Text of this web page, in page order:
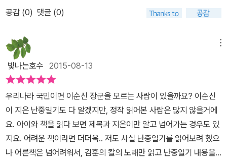
아들이었다고합니다.효가 지극했음을 보여주네요.명량에서 주옥같은
대사들이 많았잖아요.'신예게는 아직 12척의 배가 있습니다.''살고자
하면 죽고 ,죽고자 하면 산다.'정말 힘든 싸움이었던 명량해전.난중일
기안에 긴박했던 명량해전의 전투가 담겨있다고해요.어떤 전투보다
도 전략이 뛰어났던 전투였네요.이순신을 장군으로만 알고있었는데
장군으로써는 멋지고 천장 장수였지만가족이나 백성을 대할때해는
정이 많고 다정한 모습이었다고해요.사람들과 이야기하거나 맛있는
음식을 같이 먹는것도 즐겼다고해요.이순신도 우리와 똑같이 고뇌도
하고 고민도 하고 노력했던이런 모습들이 더 감동으로 다가온것같아
요.교훈도 많고 이순신의 리더쉽도 배우고 싶네요.이순신의 난중일
기 꼭 읽어보기를 권합니다.
고 그의 활약이 어떠했는지 등등의 자세한 역사적 설명을 이해하게
된다면, 일기의 내용을 더 쉽고 깊게 접할 수 있습니다.이제 본문 구성
을 살펴 보겠습니다.일기의 순서대로 책도 구성이 되어있는데요, 우
선 그 일기가 쓰여진 시기의 상황을 먼저 설명해 줍니다. 설명 끝에는
이순신장군의 관점으로 어떤 마음이었을지를 얘기해준 후 그에 해당
하는 난중일기의 원문을 실어줍니다. 일기가 끝나면 일기에 내용에
대한 설명을 곁들여 주고 자연스럽게 다음 일기에서 어떤 내용을 봐
야할지, 어떤 느낌으로 읽어야 할지를 설명해 줍니다.임진년 2월25
일 일기에 앞서 언제 쳐들어 올지 모르는 왜군을 두고 전쟁준비는 커
녕 기본적인 군대관리도 안되는 상황을 설명해 주고 장군이 얼마나
해하는데 있어서 커다란 도움이 될 것 같다. 저자는 방송구성작가임
에도 불구하고 이순신 장군의 유적답사에 나섰고 <이순신을 찾아 떠
난 여행>이라는 책도 썼으며 난중일기에 관하여 해박한 지식을 보유
한 것으로 보인다. 이 책은 168페이지로 크게 왜란의 소용돌이, 전
란 속에 우뚝선 그림자로 구분되며 왜란의 소용돌이는 엄격한 준비,
7년 전쟁의 시작, 거북선의 활약과 뛰어난 전술, 삼도수군통제사 이
순신으로 나누어져 있으며 전란 속에 우뚝 선 그림자는 길어지는 전
쟁, 다시 터져 버린 전쟁, 불가능을 가능으로 만드는 길, 마지막 전투
노량해전으로 구성되어 있다. 얼마전 통영에 가서 알게된 사실은, 이
순신 장군이 47세가 되어서야 전라좌수사가 되었다고 한다. 그것도
누구나 다 알지만 류성룡의 천거에 의해서였고. 그럼 그는 그동안 무
공감 (0) 댓글 (0)
빛나는호수 2015-08-13
우리나라 국민이면 이순신 장군을 모르는 사람이 있을까요? 이순신
이 지은 난중일기도 다 알겠지만, 정작 읽어본 사람은 많지 않을거에
요. 아이와 책을 읽다 보면 제목과 지은이만 알고 넘어가는 경우도 있
지요. 어려운 책이라면 더더욱.. 저도 사실 난중일기를 읽어보려 했으
나 어른책은 넘어려워서, 김훈의 칼의 노래만 읽고 난중일기 내용을